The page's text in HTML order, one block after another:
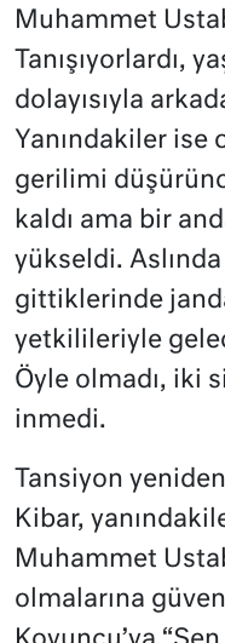
Muhammet
Tanışıyorlardı,
dolayısıyla
Yanındakiler ise
gerilimi
kaldı ama bir
yükseldi.
gittiklerinde
yetkilileriyle
Öyle olmadı, iki
inmedi.
Tansiyon
Kibar,
Muhammet
olmalarına